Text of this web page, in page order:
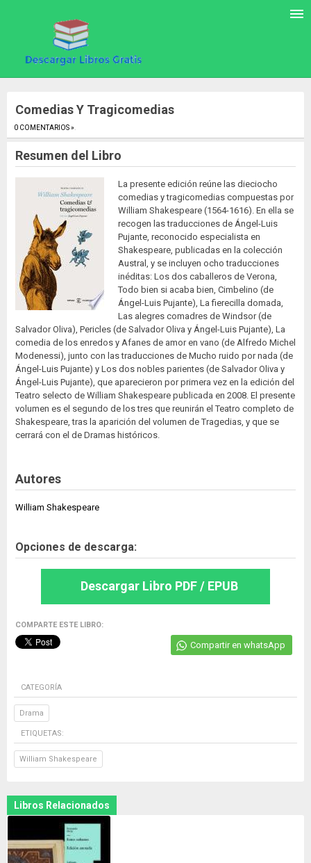
Comedias Y Tragicomedias
0 COMENTARIOS ».
Resumen del Libro
La presente edición reúne las dieciocho
comedias y tragicomedias compuestas por
William Shakespeare (1564-1616). En ella se
recogen las traducciones de Ángel-Luis
Pujante, reconocido especialista en
Shakespeare, publicadas en la colección
Austral, y se incluyen ocho traducciones
inéditas: Los dos caballeros de Verona,
Todo bien si acaba bien, Cimbelino (de
Ángel-Luis Pujante), La fierecilla domada,
Las alegres comadres de Windsor (de
Salvador Oliva), Pericles (de Salvador Oliva y Ángel-Luis Pujante), La
comedia de los enredos y Afanes de amor en vano (de Alfredo Michel
Modenessi), junto con las traducciones de Mucho ruido por nada (de
Ángel-Luis Pujante) y Los dos nobles parientes (de Salvador Oliva y
Ángel-Luis Pujante), que aparecieron por primera vez en la edición del
Teatro selecto de William Shakespeare publicada en 2008. El presente
volumen es el segundo de los tres que reunirán el Teatro completo de
Shakespeare, tras la aparición del volumen de Tragedias, y que se
cerrará con el de Dramas históricos.
Autores
William Shakespeare
Opciones de descarga:
Descargar Libro PDF / EPUB
COMPARTE ESTE LIBRO:
Compartir en whatsApp
CATEGORÍA
Drama
ETIQUETAS:
William Shakespeare
Libros Relacionados